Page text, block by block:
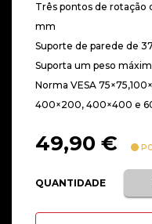
Três pontos de rotação
mm
Suporte de parede de
Suporta um peso
Norma VESA
400×200, 400×400 e
49,90 €
QUANTIDADE
de